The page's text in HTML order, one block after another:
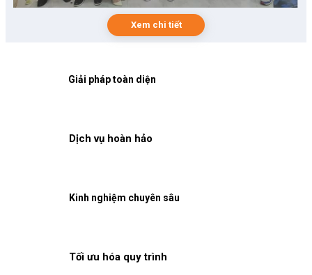
Xem chi tiết
Giải pháp toàn diện
Kinh nghiệm chuyên sâu
Tối ưu hóa quy trình
Dịch vụ hoàn hảo